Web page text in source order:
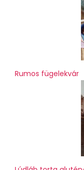
Rumos fügelekvár